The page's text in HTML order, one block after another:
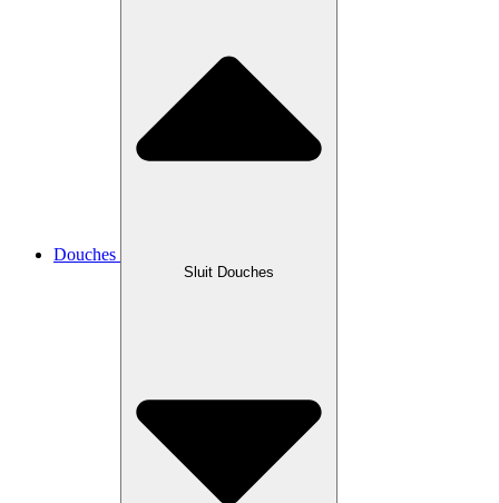
Douches
Sluit Douches